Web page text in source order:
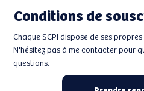
Conditions de
Chaque SCPI dispose de ses
N'hésitez pas à me contacter pour
questions.